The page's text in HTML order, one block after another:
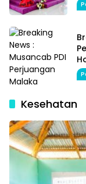
Kesehatan